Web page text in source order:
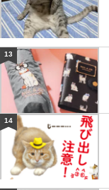
13
14